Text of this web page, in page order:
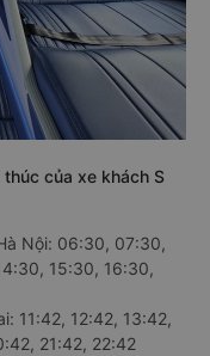
của xe khách S
Nội: 06:30, 07:30,
15:30, 16:30,
11:42, 12:42, 13:42,
21:42, 22:42